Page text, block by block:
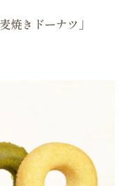
焼きドーナツ」